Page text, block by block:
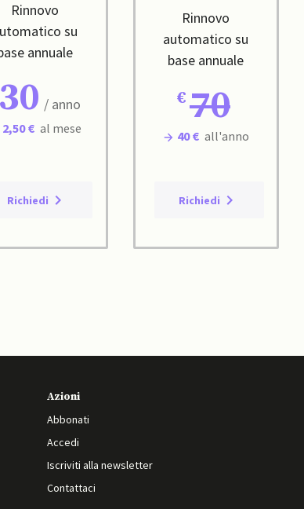
Rinnovo
su
annuale
30 / anno
2,50 € al mese
Richiedi
Rinnovo
automatico su
base annuale
70
40 € all'anno
Richiedi
Azioni
Abbonati
Accedi
Iscriviti alla newsletter
Contattaci